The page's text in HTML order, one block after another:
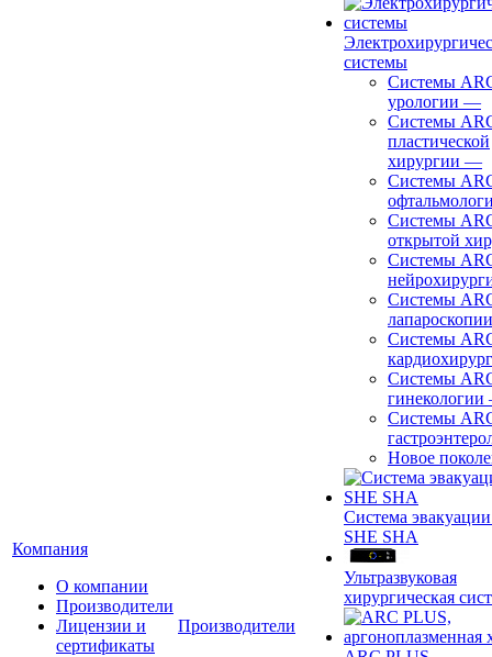
Компания
О компании
Производители
Лицензии и
сертификаты
Производители
системы
Системы
урологии —
Системы
пластической
хирургии —
Системы
Системы
открытой
Системы
Системы
лапароскопии
Системы
Системы
гинекологии
Системы
Новое
Система
SHE SHA
Ультразвуковая
хирургическая